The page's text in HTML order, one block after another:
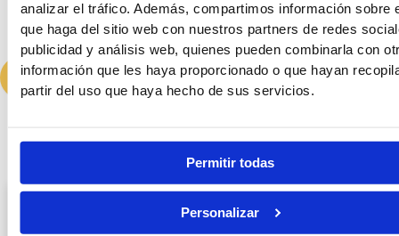
analizar el tráfico. Además, compartimos información sobre
que haga del sitio web con nuestros partners de redes
publicidad y análisis web, quienes pueden combinarla con
información que les haya proporcionado o que hayan
partir del uso que haya hecho de sus servicios.
Permitir todas
Personalizar
He leído y acepto lapolítica de privacidad